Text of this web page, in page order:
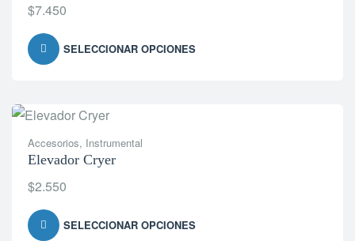
$7.450
SELECCIONAR OPCIONES
Accesorios, Instrumental
Elevador Cryer
$2.550
SELECCIONAR OPCIONES